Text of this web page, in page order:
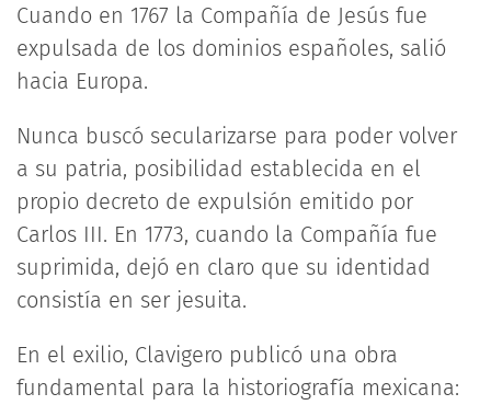
Cuando en 1767 la Compañía de Jesús fue
expulsada de los dominios españoles, salió
hacia Europa.
Nunca buscó secularizarse para poder volver
a su patria, posibilidad establecida en el
propio decreto de expulsión emitido por
Carlos III. En 1773, cuando la Compañía fue
suprimida, dejó en claro que su identidad
consistía en ser jesuita.
En el exilio, Clavigero publicó una obra
fundamental para la historiografía mexicana: